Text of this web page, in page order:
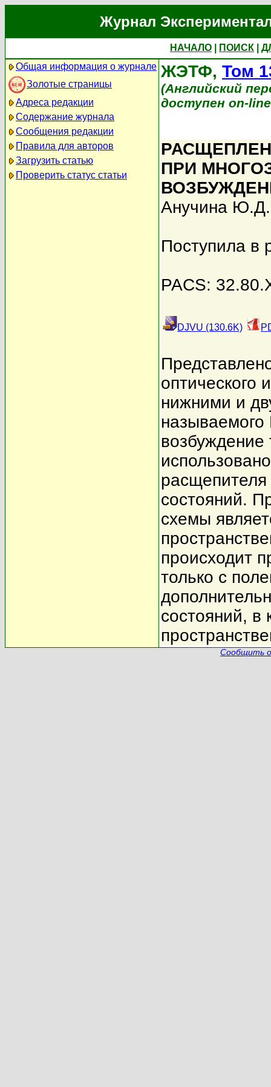
Журнал
НАЧАЛО ПОИСК
Общая информация о журнале
Золотые страницы
Адреса редакции
Содержание журнала
Сообщения редакции
Правила для авторов
Загрузить статью
Проверить статус статьи
ЖЭТФ, Том
(Английский
доступен on-
ПРИ
Анучина Ю.Д.
Поступила в
PACS:
DJVU (130.6K)
оптического
нижними и
называемого
расщепителя
состояний.
схемы
происходит
только с
состояний, в
Сообщить о